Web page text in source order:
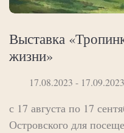
Выставка
жизни»
17.08.2023 - 17.09.2023
с 17 августа по 17
Островского для